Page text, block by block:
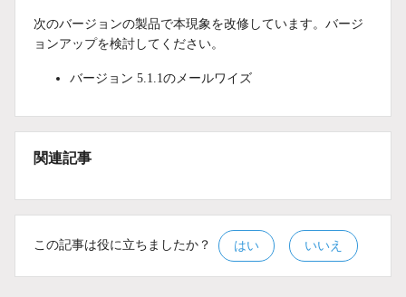
次のバージョンの製品で本現象を改修しています。バージ
ョンアップを検討してください。
バージョン 5.1.1のメールワイズ
関連記事
この記事は役に立ちましたか？ はい いいえ